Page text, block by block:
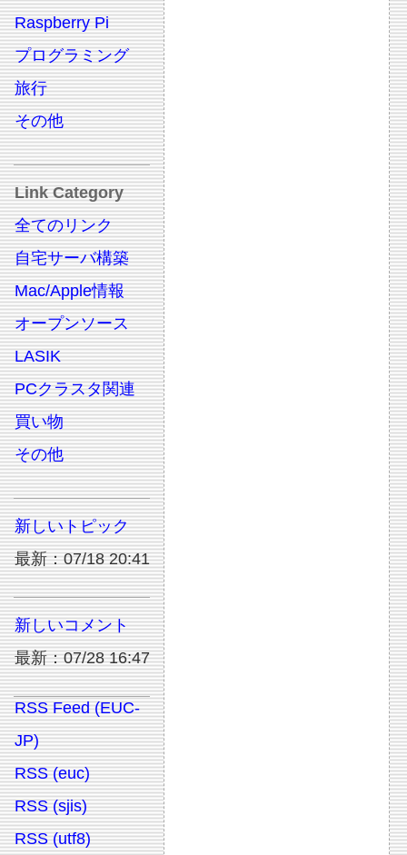
Raspberry Pi
プログラミング
旅行
その他
Link Category
全てのリンク
自宅サーバ構築
Mac/Apple情報
オープンソース
LASIK
PCクラスタ関連
買い物
その他
新しいトピック
最新：07/18 20:41
新しいコメント
最新：07/28 16:47
RSS Feed (EUC-
JP)
RSS (euc)
RSS (sjis)
RSS (utf8)